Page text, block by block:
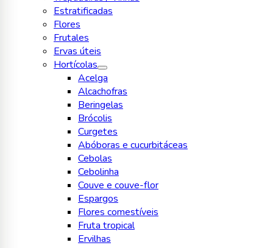
Estratificadas
Flores
Frutales
Ervas úteis
Hortícolas
Acelga
Alcachofras
Beringelas
Brócolis
Curgetes
Abóboras e cucurbitáceas
Cebolas
Cebolinha
Couve e couve-flor
Espargos
Flores comestíveis
Fruta tropical
Ervilhas